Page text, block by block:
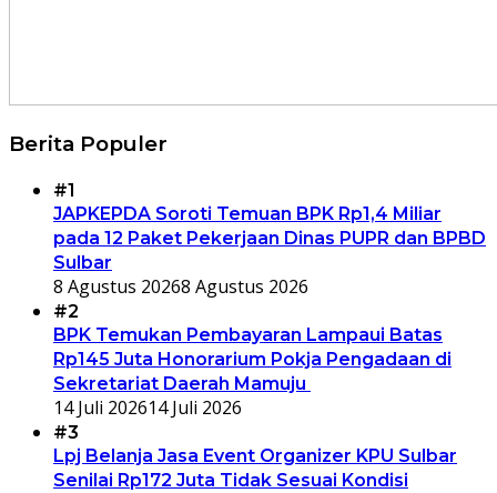
Berita Populer
#1
JAPKEPDA Soroti Temuan BPK Rp1,4 Miliar
pada 12 Paket Pekerjaan Dinas PUPR dan BPBD
Sulbar
8 Agustus 20268 Agustus 2026
#2
BPK Temukan Pembayaran Lampaui Batas
Rp145 Juta Honorarium Pokja Pengadaan di
Sekretariat Daerah Mamuju
14 Juli 202614 Juli 2026
#3
Lpj Belanja Jasa Event Organizer KPU Sulbar
Senilai Rp172 Juta Tidak Sesuai Kondisi